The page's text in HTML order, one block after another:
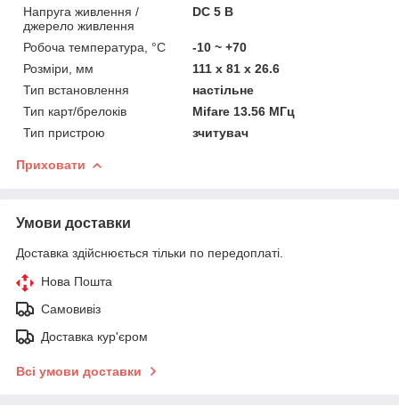
Напруга живлення /
джерело живлення
DC 5 В
Робоча температура, °C
-10 ~ +70
Розміри, мм
111 х 81 х 26.6
Тип встановлення
настільне
Тип карт/брелоків
Mifare 13.56 МГц
Тип пристрою
зчитувач
Приховати
Умови доставки
Доставка здійснюється тільки по передоплаті.
Нова Пошта
Самовивіз
Доставка кур'єром
Всі умови доставки